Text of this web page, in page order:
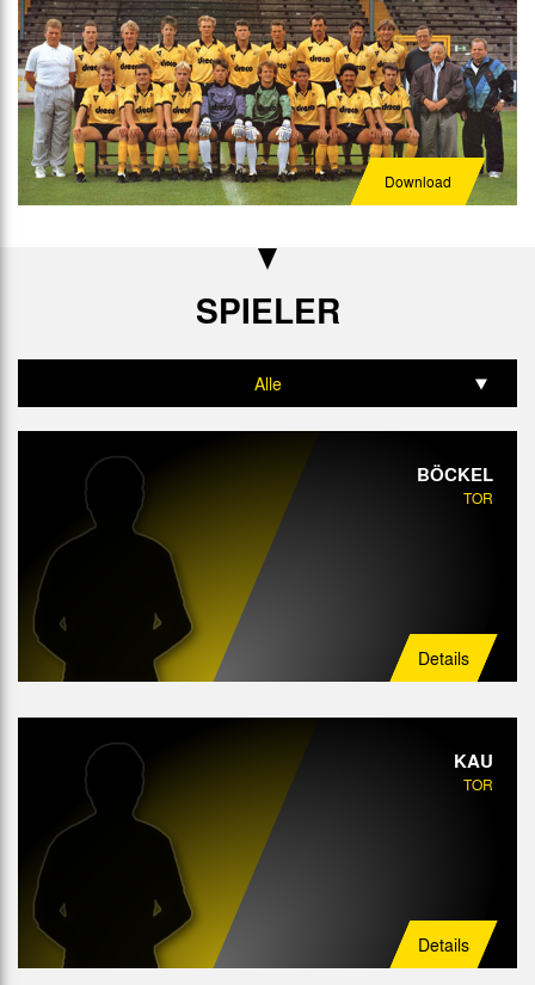
Download
SPIELER
Alle
Tor
Mittelfeld
Angriff
BÖCKEL
TOR
Details
KAU
TOR
Details